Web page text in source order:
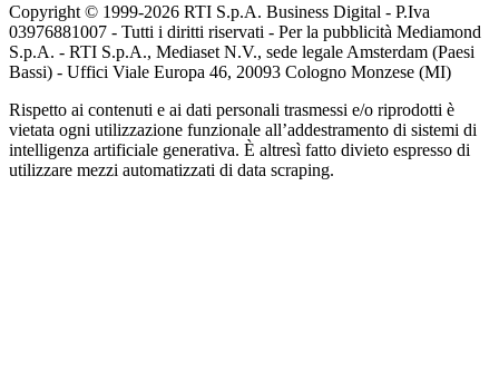
Copyright © 1999-2026 RTI S.p.A. Business Digital - P.Iva
03976881007 - Tutti i diritti riservati - Per la pubblicità Mediamond
S.p.A. - RTI S.p.A., Mediaset N.V., sede legale Amsterdam (Paesi
Bassi) - Uffici Viale Europa 46, 20093 Cologno Monzese (MI)
Rispetto ai contenuti e ai dati personali trasmessi e/o riprodotti è
vietata ogni utilizzazione funzionale all’addestramento di sistemi di
intelligenza artificiale generativa. È altresì fatto divieto espresso di
utilizzare mezzi automatizzati di data scraping.